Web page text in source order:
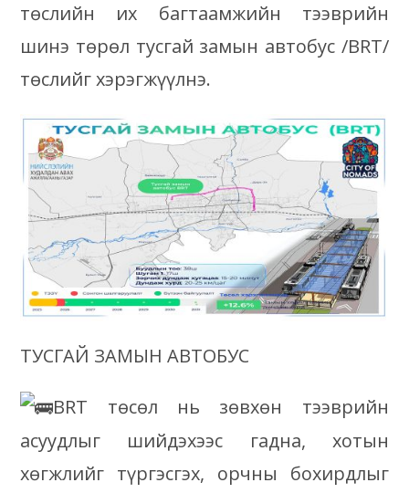
төслийн их багтаамжийн тээврийн
шинэ төрөл тусгай замын автобус /BRT/
төслийг хэрэгжүүлнэ.
ТУСГАЙ ЗАМЫН АВТОБУС
BRT төсөл нь зөвхөн тээврийн
асуудлыг шийдэхээс гадна, хотын
хөгжлийг түргэсгэх, орчны бохирдлыг